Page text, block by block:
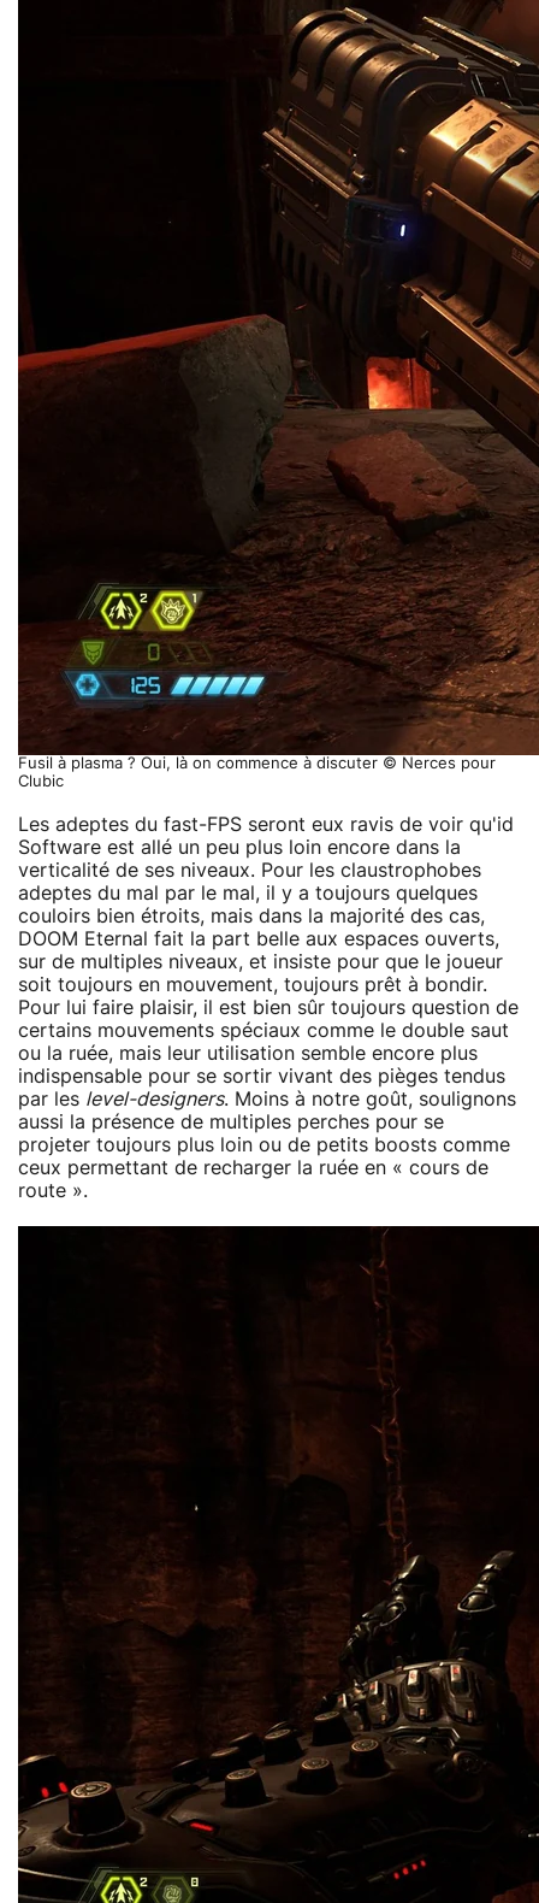
Fusil à plasma ? Oui, là on commence à discuter © Nerces pour
Clubic
Les adeptes du fast-FPS seront eux ravis de voir qu'id
Software est allé un peu plus loin encore dans la
verticalité de ses niveaux. Pour les claustrophobes
adeptes du mal par le mal, il y a toujours quelques
couloirs bien étroits, mais dans la majorité des cas,
DOOM Eternal fait la part belle aux espaces ouverts,
sur de multiples niveaux, et insiste pour que le joueur
soit toujours en mouvement, toujours prêt à bondir.
Pour lui faire plaisir, il est bien sûr toujours question de
certains mouvements spéciaux comme le double saut
ou la ruée, mais leur utilisation semble encore plus
indispensable pour se sortir vivant des pièges tendus
par les level-designers. Moins à notre goût, soulignons
aussi la présence de multiples perches pour se
projeter toujours plus loin ou de petits boosts comme
ceux permettant de recharger la ruée en « cours de
route ».